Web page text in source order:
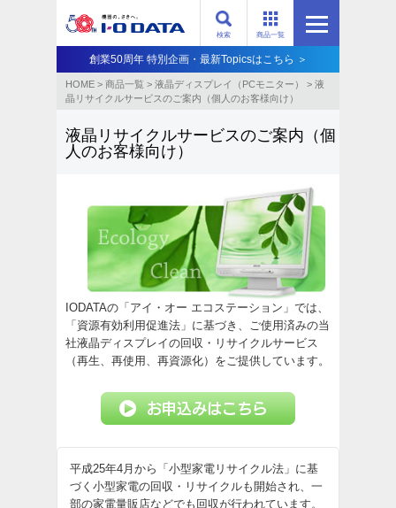
商品一覧
検索
創業50周年 特別企画・最新Topicsはこちら ＞
HOME > 商品一覧 > 液晶ディスプレイ（PCモニター） > 液
晶リサイクルサービスのご案内（個人のお客様向け）
液晶リサイクルサービスのご案内（個
人のお客様向け）
IODATAの「アイ・オー エコステーション」では、
「資源有効利用促進法」に基づき、ご使用済みの当
社液晶ディスプレイの回収・リサイクルサービス
（再生、再使用、再資源化）をご提供しています。
平成25年4月から「小型家電リサイクル法」に基
づく小型家電の回収・リサイクルも開始され、一
部の家電量販店などでも回収が行われています。